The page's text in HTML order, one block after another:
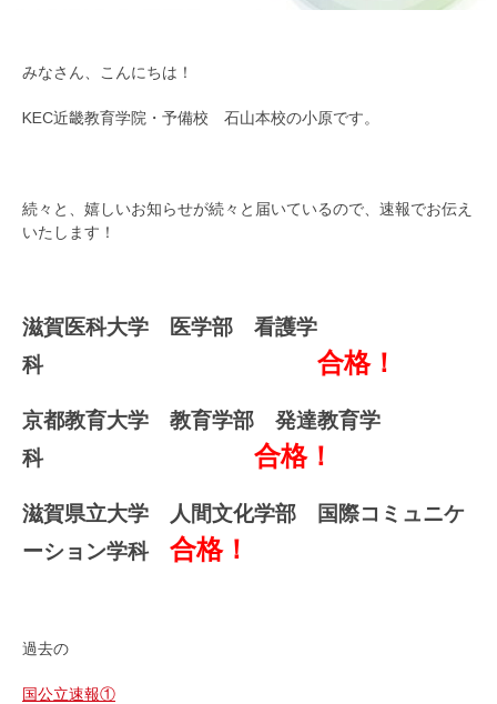
みなさん、こんにちは！
KEC近畿教育学院・予備校 石山本校の小原です。
続々と、嬉しいお知らせが続々と届いているので、速報でお伝え
いたします！
滋賀医科大学 医学部 看護学
科 合格！
京都教育大学 教育学部 発達教育学
科 合格！
滋賀県立大学 人間文化学部 国際コミュニケ
ーション学科 合格！
過去の
国公立速報①